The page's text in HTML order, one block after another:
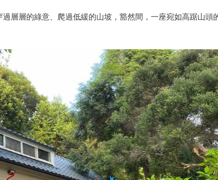
層層的綠意、爬過低緩的山坡，豁然間，一座宛如高踞山頭